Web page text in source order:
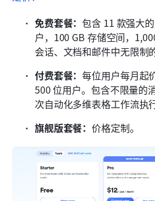
免费套餐：包含 11 款强大
户，100 GB 存储空间，
会话、文档和邮件中无限制
付费套餐：每位用户每月起
500 位用户。包含不限量的
次自动化多维表格工作流执
旗舰版套餐：价格定制。